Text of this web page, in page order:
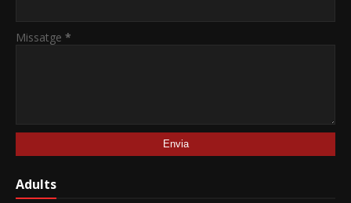
Missatge *
Adults